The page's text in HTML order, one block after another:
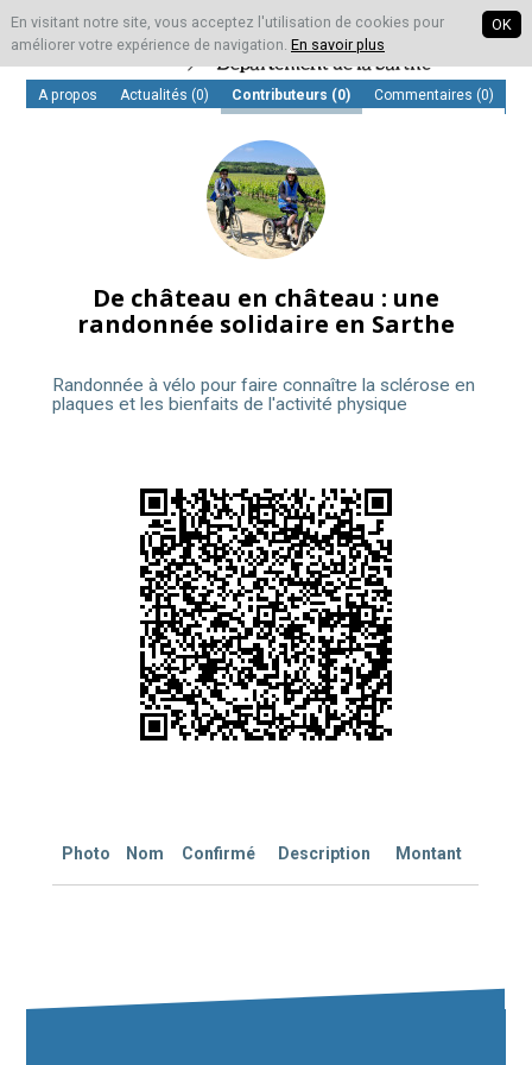
En visitant notre site, vous acceptez l'utilisation de cookies pour
améliorer votre expérience de navigation. En savoir plus
OK
A propos Actualités (0) Contributeurs (0) Commentaires (0)
De château en château : une
randonnée solidaire en Sarthe
Randonnée à vélo pour faire connaître la sclérose en
plaques et les bienfaits de l'activité physique
Photo Nom Confirmé Description Montant